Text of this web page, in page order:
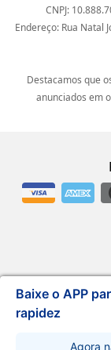
Baixe o APP
rapidez
Agora
CNPJ:
Endereço: Rua Natal
Destacamos que
anunciados em